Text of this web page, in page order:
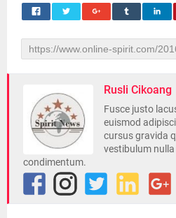
Rusli Cikoang
Fusce justo
euismod
cursus gravida
vestibulum
condimentum.